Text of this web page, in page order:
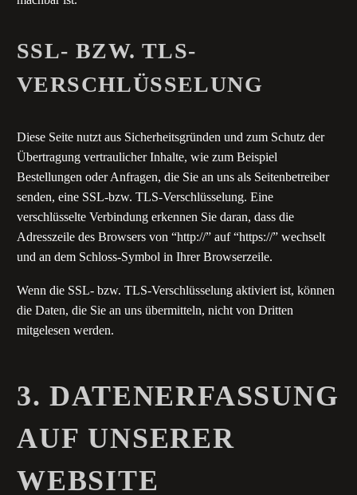
SSL- BZW. TLS-
VERSCHLÜSSELUNG
Diese Seite nutzt aus Sicherheitsgründen und zum Schutz der
Übertragung vertraulicher Inhalte, wie zum Beispiel
Bestellungen oder Anfragen, die Sie an uns als Seitenbetreiber
senden, eine SSL-bzw. TLS-Verschlüsselung. Eine
verschlüsselte Verbindung erkennen Sie daran, dass die
Adresszeile des Browsers von “http://” auf “https://” wechselt
und an dem Schloss-Symbol in Ihrer Browserzeile.
Wenn die SSL- bzw. TLS-Verschlüsselung aktiviert ist, können
die Daten, die Sie an uns übermitteln, nicht von Dritten
mitgelesen werden.
3. DATENERFASSUNG
AUF UNSERER
WEBSITE